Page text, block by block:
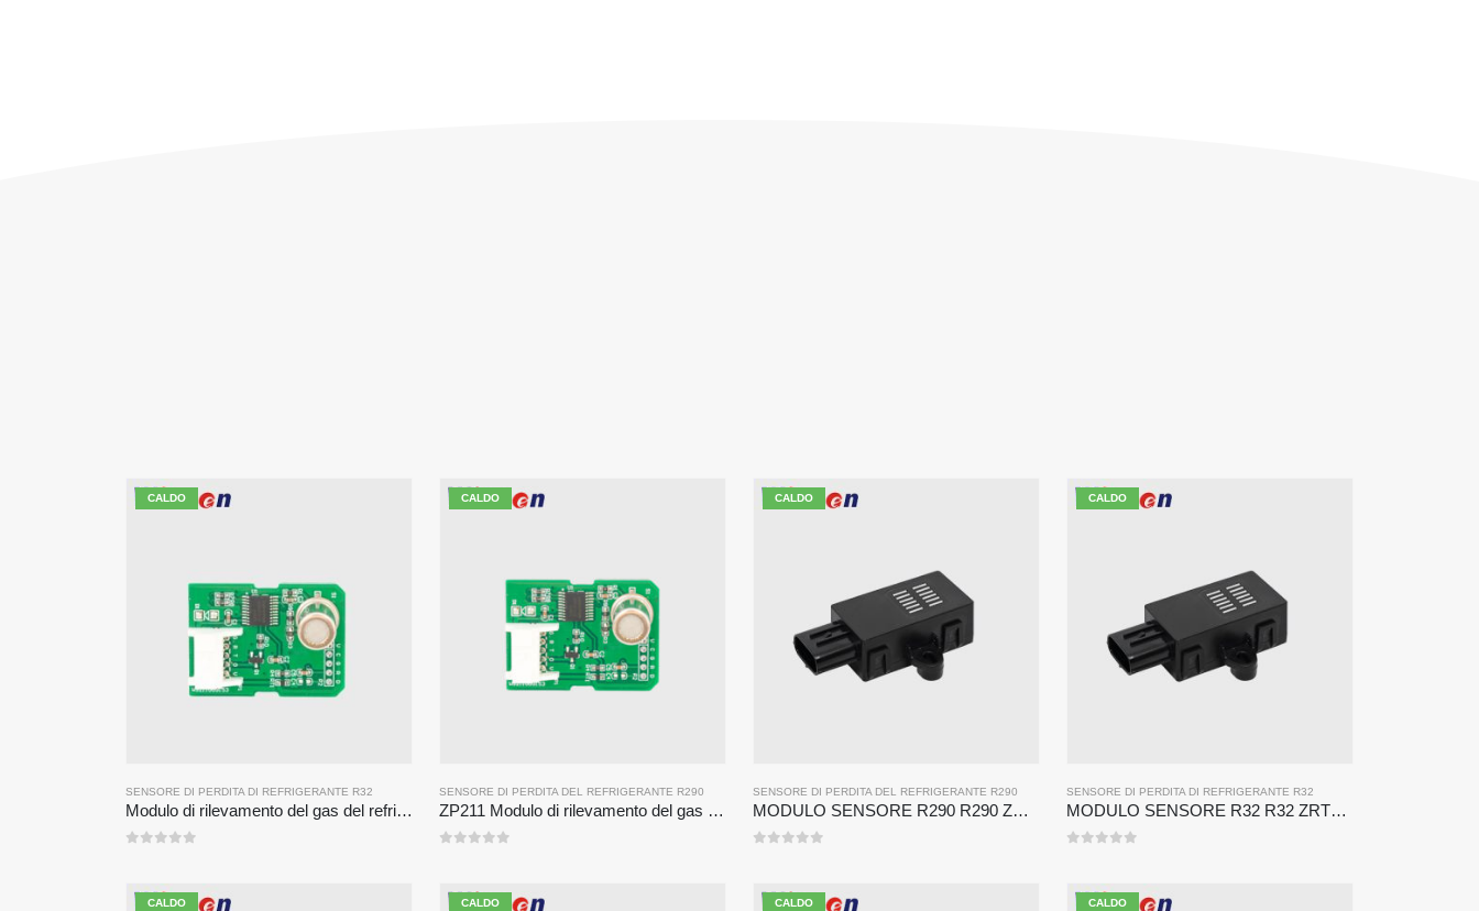
CALDO
SENSORE DI PERDITA DI REFRIGERANTE R32
Modulo di rilevamento del gas del refrigerante ZP201 | Sensore di perdita R32 ad alta sensibilità
CALDO
SENSORE DI PERDITA DEL REFRIGERANTE R290
ZP211 Modulo di rilevamento del gas refrigerante-Sensore ad alta sensibilità per rilevamento delle perdite del refrigerante
CALDO
SENSORE DI PERDITA DEL REFRIGERANTE R290
MODULO SENSORE R290 R290 ZRT510-Sensore refrigerante NDIR ad alte prestazioni
CALDO
SENSORE DI PERDITA DI REFRIGERANTE R32
MODULO SENSORE R32 R32 ZRT510-Sensore refrigerante NDIR ad alte prestazioni
CALDO CALDO CALDO CALDO